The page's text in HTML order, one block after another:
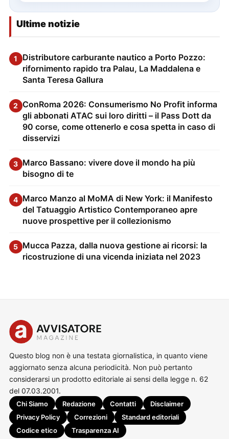
Ultime notizie
1
Distributore carburante nautico a Porto Pozzo:
rifornimento rapido tra Palau, La Maddalena e
Santa Teresa Gallura
2 ConRoma 2026: Consumerismo No Profit informa
gli abbonati ATAC sui loro diritti – il Pass Dott da
90 corse, come ottenerlo e cosa spetta in caso di
disservizi
3 Marco Bassano: vivere dove il mondo ha più
bisogno di te
4 Marco Manzo al MoMA di New York: il Manifesto
del Tatuaggio Artistico Contemporaneo apre
nuove prospettive per il collezionismo
5 Mucca Pazza, dalla nuova gestione ai ricorsi: la
ricostruzione di una vicenda iniziata nel 2023
Questo blog non è una testata giornalistica, in quanto viene
aggiornato senza alcuna periodicità. Non può pertanto
considerarsi un prodotto editoriale ai sensi della legge n. 62
del 07.03.2001.
Chi Siamo Redazione Contatti
Disclaimer
Privacy Policy
Correzioni
Standard editoriali
Codice etico
Trasparenza AI